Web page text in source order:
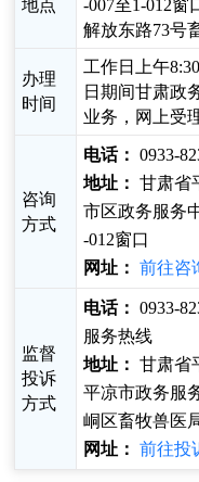
地点
-007至1-012
解放东路73号
办理
时间
工作日上午
日期间甘肃政
业务，网上受
咨询
方式
电话： 0933-
地址： 甘肃省
市区政务服务
-012窗口
网址： 前往咨
监督
投诉
方式
电话： 0933-
服务热线
地址： 甘肃省
平凉市政务服
峒区畜牧兽医
网址： 前往投